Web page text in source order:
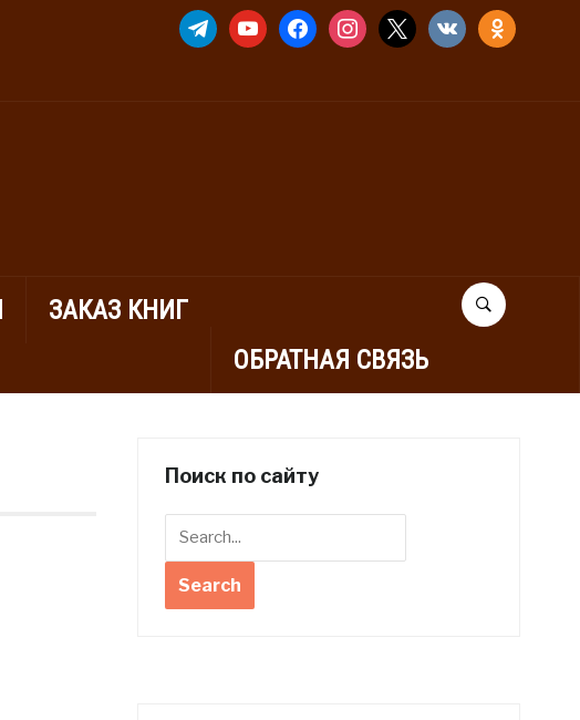
TELEGRAMYOUTUBEFACEBOOKINSTAGRAM
X VKONTAKTE
ЗАКАЗ КНИГ
ОБРАТНАЯ СВЯЗЬ
Поиск по сайту